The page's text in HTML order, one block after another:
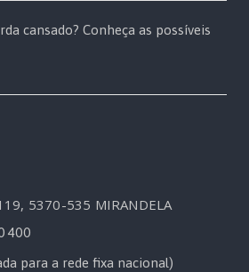
cansado? Conheça as possíveis
5370-535 MIRANDELA
400
para a rede fixa nacional)